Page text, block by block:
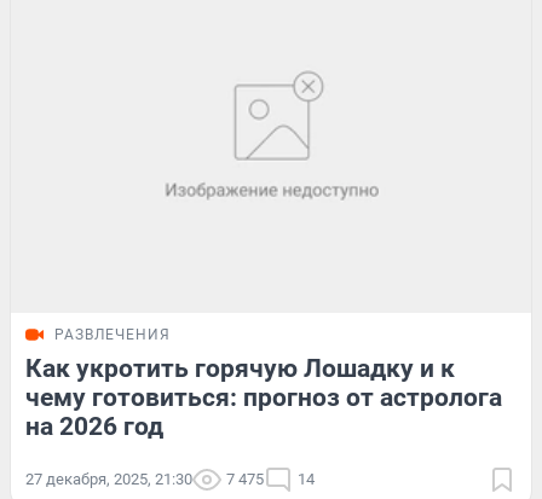
РАЗВЛЕЧЕНИЯ
Как укротить горячую Лошадку и к
чему готовиться: прогноз от астролога
на 2026 год
27 декабря, 2025, 21:30 7 475 14